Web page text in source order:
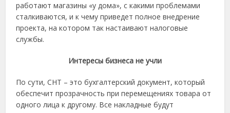
работают магазины «у дома», с какими проблемами
сталкиваются, и к чему приведет полное внедрение
проекта, на котором так настаивают налоговые
службы.
Интересы бизнеса не учли
По сути, СНТ – это бухгалтерский документ, который
обеспечит прозрачность при перемещениях товара от
одного лица к другому. Все накладные будут